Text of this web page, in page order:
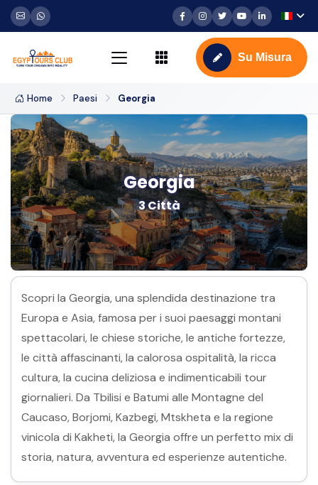
Su Misura
Home Paesi Georgia
Georgia
3 Città
Scopri la Georgia, una splendida destinazione tra
Europa e Asia, famosa per i suoi paesaggi montani
spettacolari, le chiese storiche, le antiche fortezze,
le città affascinanti, la calorosa ospitalità, la ricca
cultura, la cucina deliziosa e indimenticabili tour
giornalieri. Da Tbilisi e Batumi alle Montagne del
Caucaso, Borjomi, Kazbegi, Mtskheta e la regione
vinicola di Kakheti, la Georgia offre un perfetto mix di
storia, natura, avventura ed esperienze autentiche.